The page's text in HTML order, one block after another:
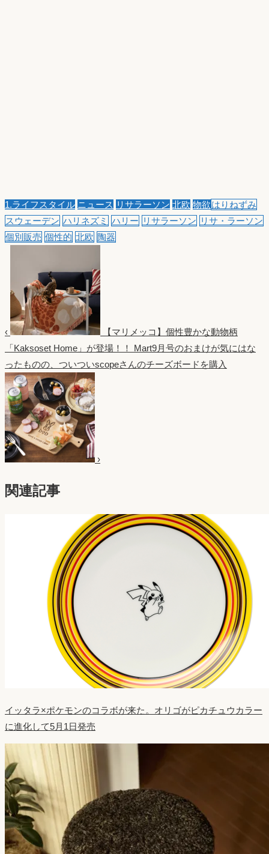
1.ライフスタイル ニュース リサラーソン 北欧 物欲はりねずみ
スウェーデン ハリネズミ ハリー リサラーソン リサ・ラーソン
個別販売 個性的 北欧 陶器
‹
【マリメッコ】個性豊かな動物柄
「Kaksoset Home」が登場！！
Mart9月号のおまけが気にはな
ったものの、ついついscopeさんのチーズボードを購入
›
関連記事
イッタラ×ポケモンのコラボが来た。オリゴがピカチュウカラー
に進化して5月1日発売